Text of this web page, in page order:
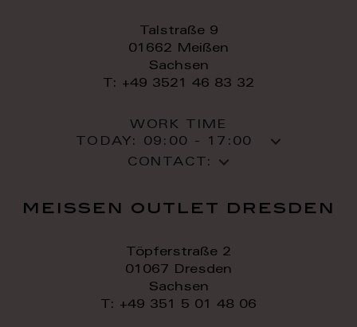
Talstraße 9
01662 Meißen
Sachsen
T: +49 3521 46 83 32
WORK TIME
TODAY: 09:00 - 17:00
CONTACT:
meissen outlet dresden
Töpferstraße 2
01067 Dresden
Sachsen
T: +49 351 5 01 48 06